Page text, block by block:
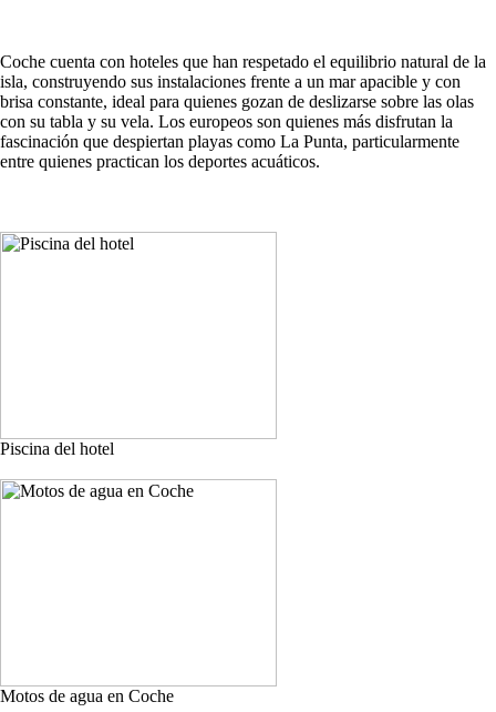
Coche cuenta con hoteles que han respetado el equilibrio natural de la
isla, construyendo sus instalaciones frente a un mar apacible y con
brisa constante, ideal para quienes gozan de deslizarse sobre las olas
con su tabla y su vela. Los europeos son quienes más disfrutan la
fascinación que despiertan playas como La Punta, particularmente
entre quienes practican los deportes acuáticos.
Piscina del hotel
Motos de agua en Coche